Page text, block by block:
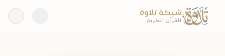
شبكة تلاوة
للقرآن الكريم